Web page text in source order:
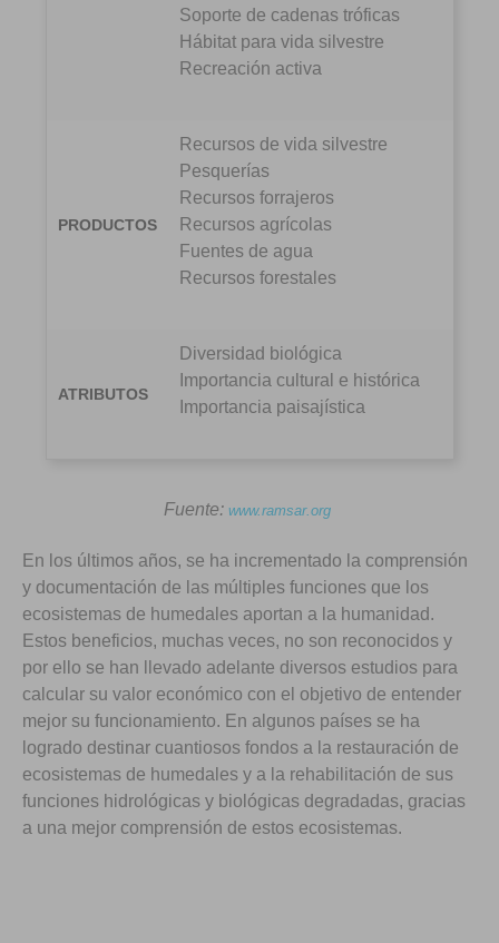
Soporte de cadenas tróficas
Hábitat para vida silvestre
Recreación activa
PRODUCTOS
Recursos de vida silvestre
Pesquerías
Recursos forrajeros
Recursos agrícolas
Fuentes de agua
Recursos forestales
ATRIBUTOS
Diversidad biológica
Importancia cultural e histórica
Importancia paisajística
Fuente: www.ramsar.org
En los últimos años, se ha incrementado la comprensión
y documentación de las múltiples funciones que los
ecosistemas de humedales aportan a la humanidad.
Estos beneficios, muchas veces, no son reconocidos y
por ello se han llevado adelante diversos estudios para
calcular su valor económico con el objetivo de entender
mejor su funcionamiento. En algunos países se ha
logrado destinar cuantiosos fondos a la restauración de
ecosistemas de humedales y a la rehabilitación de sus
funciones hidrológicas y biológicas degradadas, gracias
a una mejor comprensión de estos ecosistemas.